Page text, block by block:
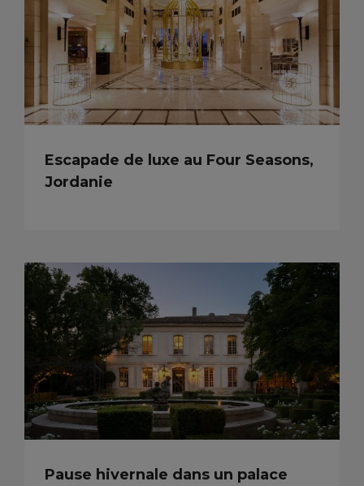
Escapade de luxe au Four Seasons,
Jordanie
Pause hivernale dans un palace